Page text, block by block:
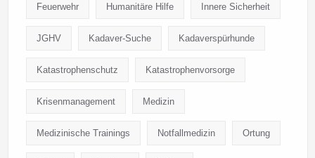
Feuerwehr Humanitäre Hilfe Innere Sicherheit
JGHV Kadaver-Suche Kadaverspürhunde
Katastrophenschutz Katastrophenvorsorge
Krisenmanagement Medizin
Medizinische Trainings Notfallmedizin Ortung